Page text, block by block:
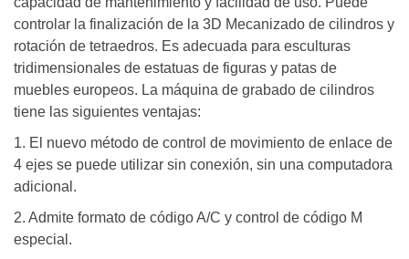
controlar la finalización de la 3D Mecanizado de cilindros y
rotación de tetraedros. Es adecuada para esculturas
tridimensionales de estatuas de figuras y patas de
muebles europeos. La máquina de grabado de cilindros
tiene las siguientes ventajas:
1. El nuevo método de control de movimiento de enlace de
4 ejes se puede utilizar sin conexión, sin una computadora
adicional.
2. Admite formato de código A/C y control de código M
especial.